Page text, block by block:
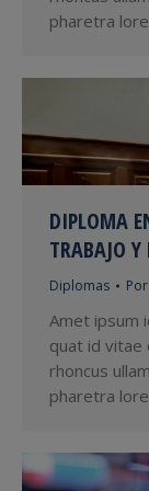
pharetra
DIPLOMA
TRABAJO
Diplomas Por
Amet ipsum
quat id vitae
rhoncus
pharetra